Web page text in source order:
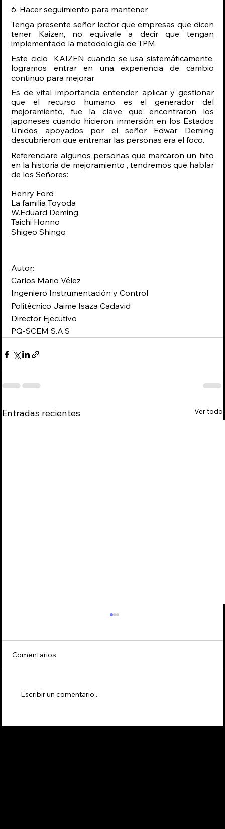
6. Hacer seguimiento para mantener
Tenga presente señor lector que empresas que dicen
tener Kaizen, no equivale a decir que tengan
implementado la metodología de TPM.
Este ciclo  KAIZEN cuando se usa sistemáticamente,
logramos entrar en una experiencia de cambio
continuo para mejorar
Es de vital importancia entender, aplicar y gestionar
que el recurso humano es el generador del
mejoramiento, fue la clave que encontraron los
japoneses cuando hicieron inmersión en los Estados
Unidos apoyados por el señor Edwar Deming
descubrieron que entrenar las personas era el foco.
Referenciare algunos personas que marcaron un hito
en la historia de mejoramiento , tendremos que hablar
de los Señores:
Henry Ford
La familia Toyoda
W.Eduard Deming
Taichi Honno
Shigeo Shingo
Autor:
Carlos Mario Vélez
Ingeniero Instrumentación y Control
Politécnico Jaime Isaza Cadavid
Director Ejecutivo
PQ-SCEM S.A.S
Entradas recientes Ver todo
Comentarios
Escribir un comentario...